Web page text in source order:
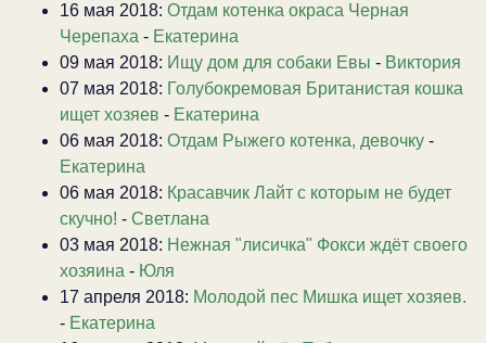
16 мая 2018: Отдам котенка окраса Черная
Черепаха - Екатерина
09 мая 2018: Ищу дом для собаки Евы - Виктория
07 мая 2018: Голубокремовая Британистая кошка
ищет хозяев - Екатерина
06 мая 2018: Отдам Рыжего котенка, девочку -
Екатерина
06 мая 2018: Красавчик Лайт с которым не будет
скучно! - Светлана
03 мая 2018: Нежная "лисичка" Фокси ждёт своего
хозяина - Юля
17 апреля 2018: Молодой пес Мишка ищет хозяев.
- Екатерина